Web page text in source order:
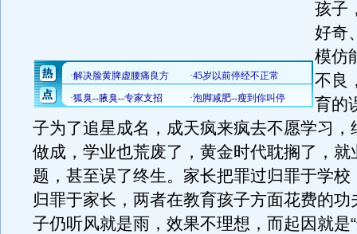
孩子
好奇
模仿
不良
育的
子为了追星成名，成天疯来疯去不愿学习，
做成，学业也荒废了，黄金时代耽搁了，就
题，甚至误了终生。家长把罪过归罪于学校
归罪于家长，两者在教育孩子方面花费的功
子仍听风就是雨，效果不理想，而起因就是